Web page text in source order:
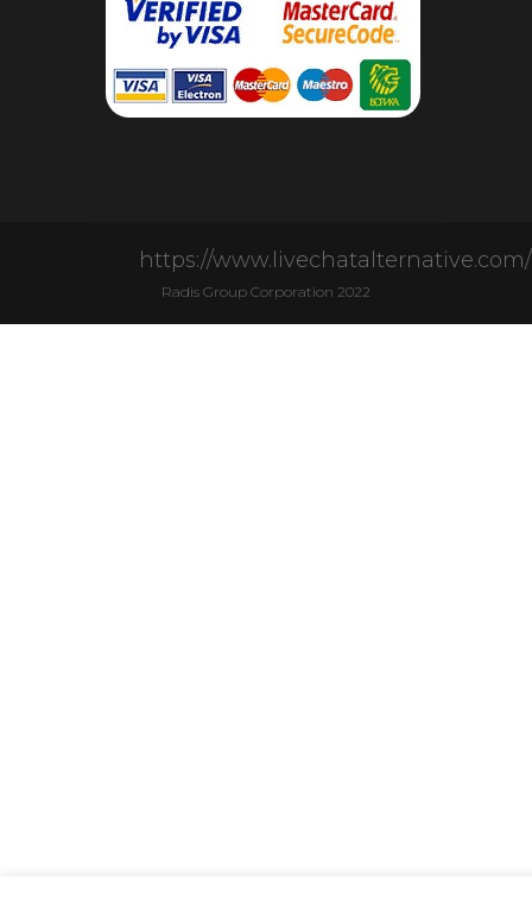
Radis Group Corporation 2022
https://www.livechatalternative.com/